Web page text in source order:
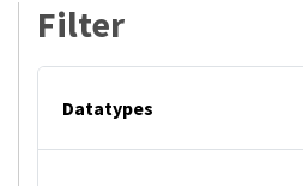
Filter
Datatypes